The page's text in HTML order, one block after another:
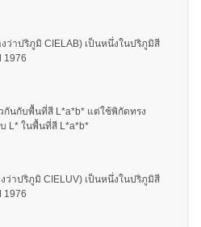
ว่าปริภูมิ CIELAB) เป็นหนึ่งในปริภูมิสี
1976
กันกับพื้นที่สี L*a*b* แต่ใช้พิกัดทรง
L* ในพื้นที่สี L*a*b*
ว่าปริภูมิ CIELUV) เป็นหนึ่งในปริภูมิสี
1976